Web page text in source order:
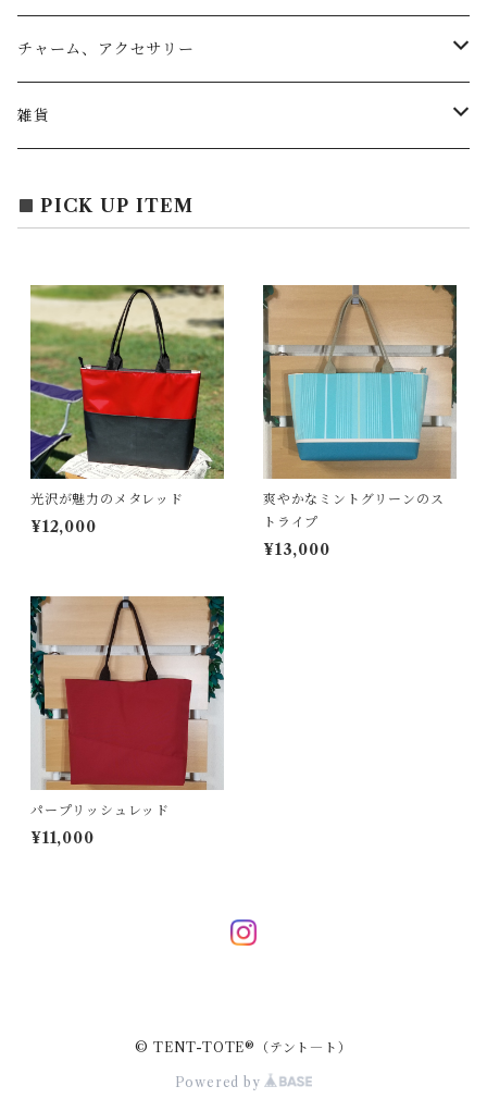
リュック
ショルダー
２wayバッグ
バッグインバッグ
ポーチバッグ
ボディバッグ
ポシェット
小物入れ
チャーム、アクセサリー
バッグチャーム
雑貨
ガーランド
キーホルダー
ペンケース
クリスマスツリー
タペストリー
PICK UP ITEM
光沢が魅力のメタレッド
¥12,000
爽やかなミントグリーンのス
トライプ
¥13,000
パープリッシュレッド
¥11,000
© TENT-TOTE®（テント―ト）
Powered by